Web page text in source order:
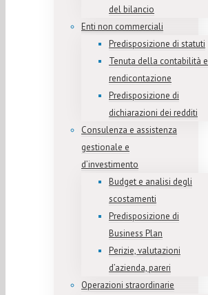
del bilancio
Enti non commerciali
Predisposizione di statuti
Tenuta della contabilità e
rendicontazione
Predisposizione di
dichiarazioni dei redditi
Consulenza e assistenza
gestionale e
d’investimento
Budget e analisi degli
scostamenti
Predisposizione di
Business Plan
Perizie, valutazioni
d’azienda, pareri
Operazioni straordinarie